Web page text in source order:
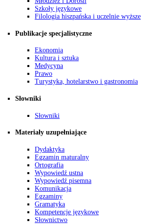
Szkoły językowe
Filologia hiszpańska i uczelnie wyższe
Publikacje specjalistyczne
Ekonomia
Kultura i sztuka
Medycyna
Prawo
Turystyka, hotelarstwo i gastronomia
Słowniki
Słowniki
Materiały uzupełniające
Dydaktyka
Egzamin maturalny
Ortografia
Wypowiedź ustna
Wypowiedź pisemna
Komunikacja
Egzaminy
Gramatyka
Kompetencje językowe
Słownictwo